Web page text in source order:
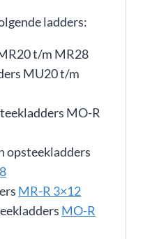
ladders:
t/m MR28
MU20 t/m
MO-R
opsteekladders
MR-R 3×12
MO-R